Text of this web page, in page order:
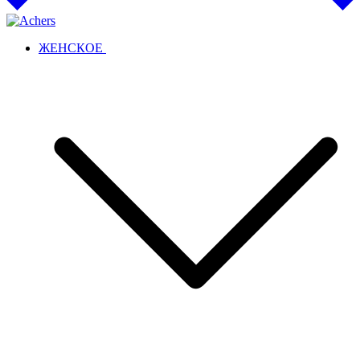
ЖЕНСКОЕ